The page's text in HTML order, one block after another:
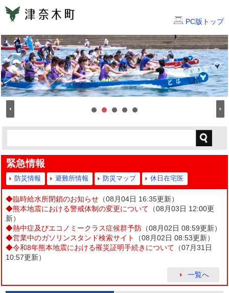
PC版トップ
緊急情報
防災情報 避難所情報 防災マップ 休日在宅医
◆臨時給水所閉鎖のお知らせ （08月04日 16:35更新）
◆熊本地震における警戒体制の変更について （08月03日 12:00更
新）
◆熱中症及びエコノミークラス症候群予防 （08月02日 08:59更新）
◆営業中のガソリンスタンド検索サイト
（08月02日 08:53更新）
◆令和8年熊本地震における罹災証明手続きについて （07月31日
10:57更新）
一覧へ